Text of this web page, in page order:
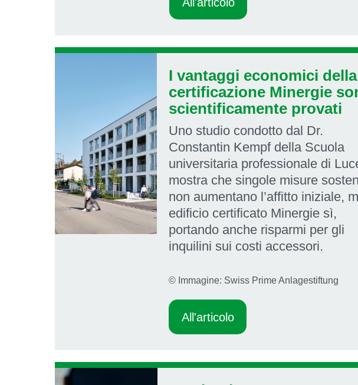
I vantaggi economici della
certificazione Minergie
scientificamente provati
Uno studio condotto dal Dr.
Constantin Kempf della Scuola
universitaria professionale di
mostra che singole misure
non aumentano l’affitto iniziale,
edificio certificato Minergie sì,
portando anche risparmi per gli
inquilini sui costi accessori.
© Immagine: Swiss Prime Anlagestiftung
All'articolo